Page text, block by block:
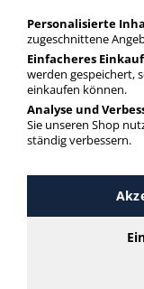
Funktion.
Zeichenblöcke
mehr Infos zur
Personalisierte
zugeschnittene
Einfacheres
werden gespeichert,
einkaufen können.
Analyse und
Sie unseren Shop
ständig verbessern.